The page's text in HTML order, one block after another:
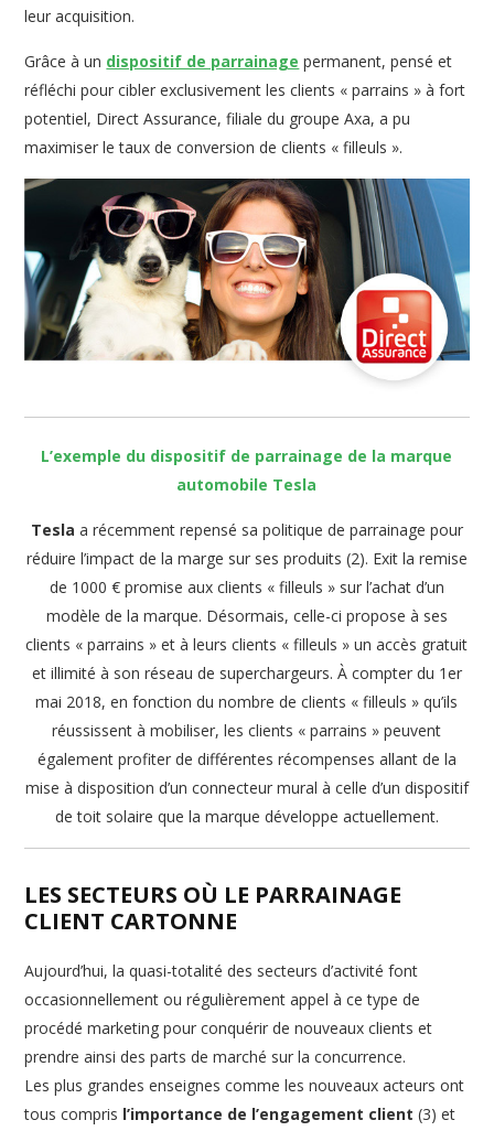
leur acquisition.
Grâce à un dispositif de parrainage permanent, pensé et
réfléchi pour cibler exclusivement les clients « parrains » à fort
potentiel, Direct Assurance, filiale du groupe Axa, a pu
maximiser le taux de conversion de clients « filleuls ».
L’exemple du dispositif de parrainage de la marque
automobile Tesla
Tesla a récemment repensé sa politique de parrainage pour
réduire l’impact de la marge sur ses produits (2). Exit la remise
de 1000 € promise aux clients « filleuls » sur l’achat d’un
modèle de la marque. Désormais, celle-ci propose à ses
clients « parrains » et à leurs clients « filleuls » un accès gratuit
et illimité à son réseau de superchargeurs. À compter du 1er
mai 2018, en fonction du nombre de clients « filleuls » qu’ils
réussissent à mobiliser, les clients « parrains » peuvent
également profiter de différentes récompenses allant de la
mise à disposition d’un connecteur mural à celle d’un dispositif
de toit solaire que la marque développe actuellement.
LES SECTEURS OÙ LE PARRAINAGE
CLIENT CARTONNE
Aujourd’hui, la quasi-totalité des secteurs d’activité font
occasionnellement ou régulièrement appel à ce type de
procédé marketing pour conquérir de nouveaux clients et
prendre ainsi des parts de marché sur la concurrence.
Les plus grandes enseignes comme les nouveaux acteurs ont
tous compris l’importance de l’engagement client (3) et